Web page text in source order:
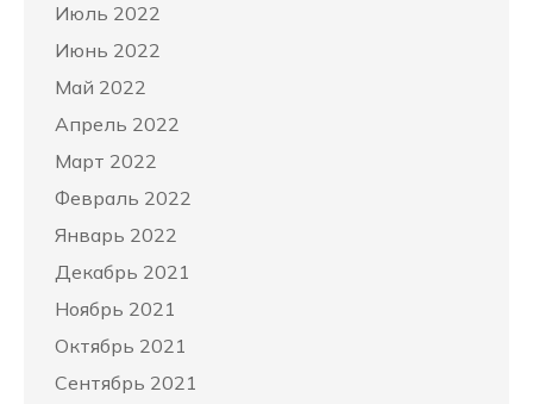
Июль 2022
Июнь 2022
Май 2022
Апрель 2022
Март 2022
Февраль 2022
Январь 2022
Декабрь 2021
Ноябрь 2021
Октябрь 2021
Сентябрь 2021